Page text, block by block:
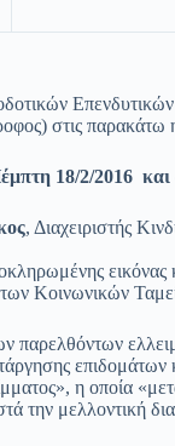
Επενδυτικών
στις παρακάτω
18/2/2016
, Διαχειριστής
των Κοινωνικών
παρελθόντων
η οποία
την μελλοντική